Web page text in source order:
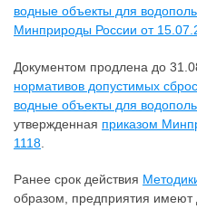
водные объекты для
Минприроды России от
Документом продлена до
нормативов допустимых
водные объекты для
утвержденная приказом
1118
Ранее срок действия
образом, предприятия имеют